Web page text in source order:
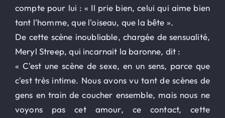
compte pour lui : « Il prie bien, celui qui aime bien
tant l'homme, que l'oiseau, que la bête ».
De cette scène inoubliable, chargée de sensualité,
Meryl Streep, qui incarnait la baronne, dit :
« C'est une scène de sexe, en un sens, parce que
c'est très intime. Nous avons vu tant de scènes de
gens en train de coucher ensemble, mais nous ne
voyons pas cet amour, ce contact, cette